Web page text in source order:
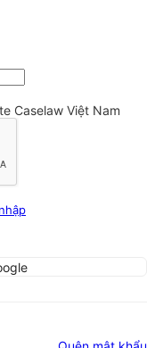
Caselaw Việt Nam